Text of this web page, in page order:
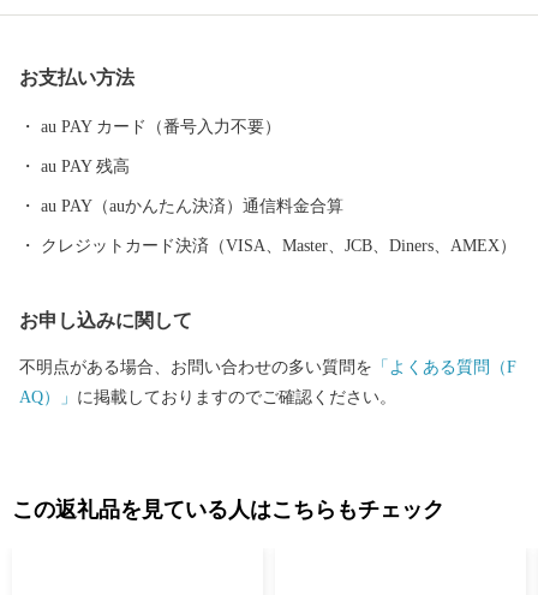
かな自然、肥沃な大地と生産者の熱意、高い栽培技術により生み
出されるこれらの果物などは、どれも最高級品であります。
市像を実現するため、「ふるさと納税」という形で、みなさまか
らの応援をどうぞよろしくお願いいたします。 【お問合せ先】 ■
ふるさと納税についてのお問合せ 上山市役所 市政戦略課 シテ
月～金（祝・休日、年末年始は除く）8：30～17：15 ＜メ
ールでのお問合せ＞ furusato@city.kaminoyama.yamagata.jp ■お礼の
品の詳細や発送等に関するお問合せ 上山市ふるさと納税返礼品事
お支払い方法
au PAY カード（番号入力不要）
au PAY 残高
au PAY（auかんたん決済）通信料金合算
クレジットカード決済（VISA、Master、JCB、Diners、AMEX）
お申し込みに関して
不明点がある場合、お問い合わせの多い質問を 「よくある質問（F
AQ）」 に掲載しておりますのでご確認ください。
この返礼品を見ている人はこちらもチェック